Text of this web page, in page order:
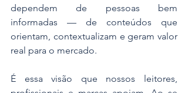
dependem de pessoas bem
informadas — de conteúdos que
orientam, contextualizam e geram valor
real para o mercado.
​É essa visão que nossos leitores,